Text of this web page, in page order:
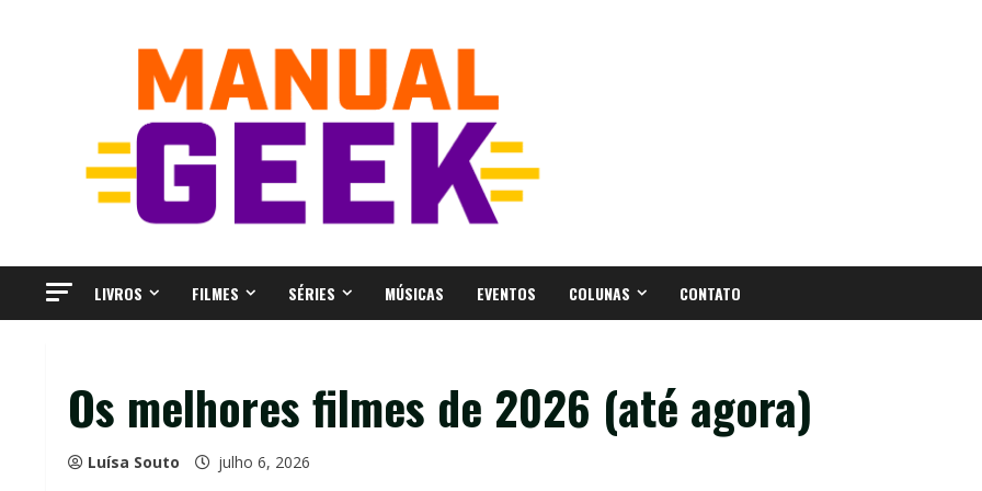
LIVROS FILMES SÉRIES MÚSICAS EVENTOS COLUNAS CONTATO
Os melhores filmes de 2026 (até agora)
Luísa Souto julho 6, 2026